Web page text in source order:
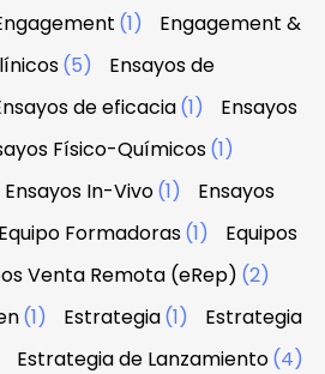
(1)
Engagement &
(5)
Ensayos de
de eficacia(1)
Ensayos
Físico-Químicos(1)
Ensayos In-Vivo(1)
Ensayos
Equipo Formadoras(1)
Equipos
Venta Remota (eRep) (2)
(1) Estrategia(1)
Estrategia
Estrategia de Lanzamiento(4)